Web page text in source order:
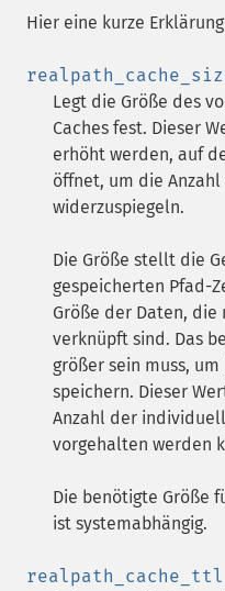
Hier eine kurze
Legt die Größe des
Caches fest. Dieser
erhöht werden, auf
öffnet, um die
widerzuspiegeln.
Die Größe stellt die
gespeicherten Pfad-
Größe der Daten,
verknüpft sind. Das
größer sein muss,
speichern. Dieser
Anzahl der
vorgehalten werden
Die benötigte Größe
ist systemabhängig.
realpath_cache_ttl